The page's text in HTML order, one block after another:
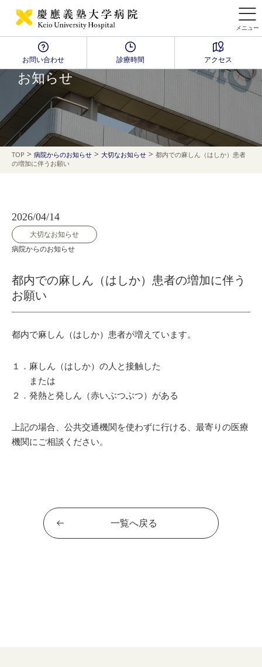
メニュー
お問い合わせ 診療時間 アクセス
NEWS
お知らせ
TOP > 病院からのお知らせ > 大切なお知らせ > 都内での麻しん（はしか）患者
の増加に伴うお願い
2026/04/14
大切なお知らせ
病院からのお知らせ
都内での麻しん（はしか）患者の増加に伴う
お願い
都内で麻しん（はしか）患者が増えています。
１．麻しん（はしか）の人と接触した
または
２．発熱と発しん（赤いぶつぶつ）がある
上記の場合、公共交通機関を使わずに行ける、最寄りの医療
機関にご相談ください。
一覧へ戻る